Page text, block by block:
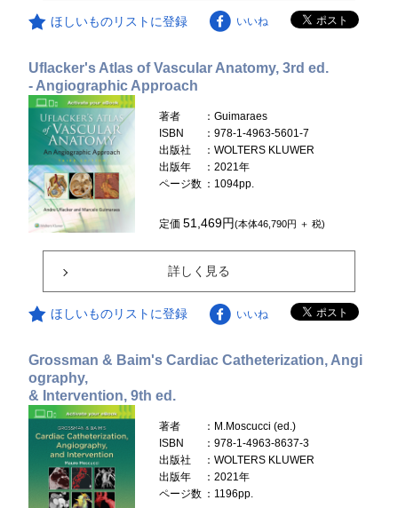
ほしいものリストに登録 いいね
Uflacker's Atlas of Vascular Anatomy, 3rd ed.
- Angiographic Approach
著者
：Guimaraes
ISBN
：978-1-4963-5601-7
出版社
：WOLTERS KLUWER
出版年
：2021年
ページ数 ：1094pp.
定価51,469円(本体46,790円 ＋ 税)
詳しく見る
ほしいものリストに登録 いいね
Grossman & Baim's Cardiac Catheterization, Angi
ography,
& Intervention, 9th ed.
著者
：M.Moscucci (ed.)
ISBN
：978-1-4963-8637-3
出版社
：WOLTERS KLUWER
出版年
：2021年
ページ数 ：1196pp.